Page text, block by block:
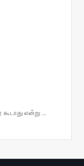
என்று ...